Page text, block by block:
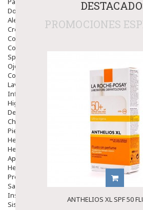
Dolor De Garganta
Alergias Y Picaduras
Cremas
Comprimidos
Colirios
Sprays
Ojos Y Oidos
Congestión
Lavado Ojos
Inflamación Del Oido (otitis)
Higiene Oido
Deshabituación Tabaquismo
Chicles
Piel
Herpes Y Hongos
Heridas Y úlceras
Aparato Genital
Hemorroides
Protectores Y Emolientes
Salud
Insomnio
Sistema Nervioso
PROMOCIONES
ANTHELIOS XL SPF 50